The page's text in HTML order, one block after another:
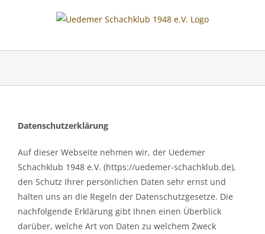
Datenschutzerklärung
Auf dieser Webseite nehmen wir, der Uedemer
Schachklub 1948 e.V. (https://uedemer-schachklub.de),
den Schutz Ihrer persönlichen Daten sehr ernst und
halten uns an die Regeln der Datenschutzgesetze. Die
nachfolgende Erklärung gibt Ihnen einen Überblick
darüber, welche Art von Daten zu welchem Zweck